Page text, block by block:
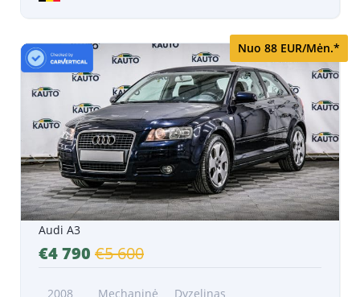
Nuo 88 EUR/Mėn.*
Audi A3
€4 790 €5 600
2008 Mechaninė Dyzelinas